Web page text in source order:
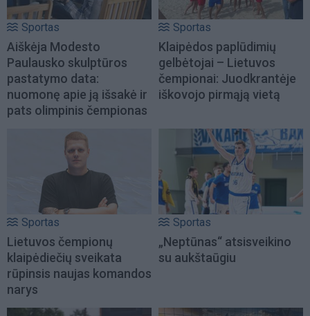
Sportas
Aiškėja Modesto
Paulausko skulptūros
pastatymo data:
nuomonę apie ją išsakė ir
pats olimpinis čempionas
Sportas
Klaipėdos paplūdimių
gelbėtojai – Lietuvos
čempionai: Juodkrantėje
iškovojo pirmąją vietą
Sportas
Lietuvos čempionų
klaipėdiečių sveikata
rūpinsis naujas komandos
narys
Sportas
„Neptūnas“ atsisveikino
su aukštaūgiu